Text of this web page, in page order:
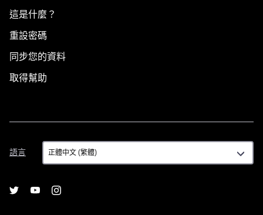
這是什麼？
重設密碼
同步您的資料
取得幫助
語言
語
言